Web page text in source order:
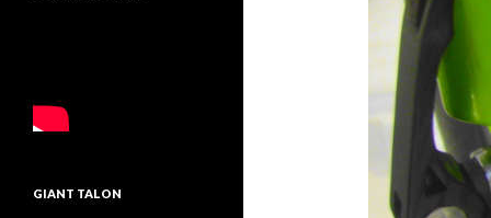
GIANT TALON